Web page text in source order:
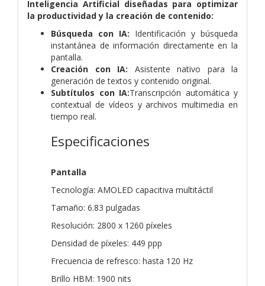
Inteligencia Artificial diseñadas para optimizar
la productividad y la creación de contenido:
Búsqueda con IA: Identificación y búsqueda
instantánea de información directamente en la
pantalla.
Creación con IA: Asistente nativo para la
generación de textos y contenido original.
Subtítulos con IA:Transcripción automática y
contextual de vídeos y archivos multimedia en
tiempo real.
Especificaciones
Pantalla
Tecnología: AMOLED capacitiva multitáctil
Tamaño: 6.83 pulgadas
Resolución: 2800 x 1260 píxeles
Densidad de píxeles: 449 ppp
Frecuencia de refresco: hasta 120 Hz
Brillo HBM: 1900 nits